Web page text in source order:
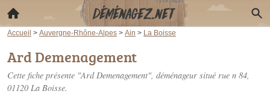
Accueil > Auvergne-Rhône-Alpes > Ain > La Boisse
Ard Demenagement
Cette fiche présente "Ard Demenagement", déménageur situé rue n 84,
01120 La Boisse.